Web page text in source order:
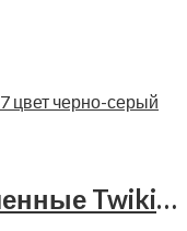
Ботинки детские утепленные Twiki, TW-527 цвет черно-серый металл